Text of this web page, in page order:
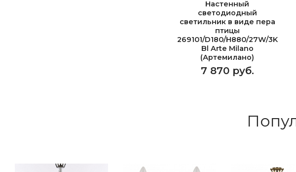
Настенный
светодиодный
светильник в виде пера
птицы
269101/D180/H880/27W/3K
Bl Arte Milano
(Артемилано)
7 870 руб.